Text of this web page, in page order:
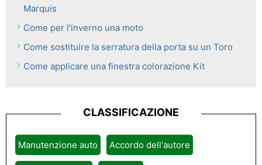
Marquis
Come per l'inverno una moto
Come sostituire la serratura della porta su un Toro
Come applicare una finestra colorazione Kit
CLASSIFICAZIONE
Manutenzione auto Accordo dell'autore